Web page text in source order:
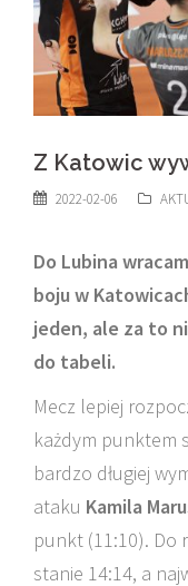
Z Katowic
2022-02-06
Do Lubina
boju w
jeden, ale za to
do tabeli.
Mecz lepiej
każdym punktem
bardzo długiej
ataku Kamila
punkt (11:10). Do
stanie 14:14, a